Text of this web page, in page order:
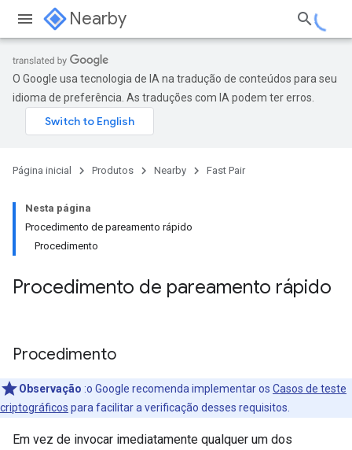
Nearby
O Google usa tecnologia de IA na tradução de conteúdos para seu
idioma de preferência. As traduções com IA podem ter erros.
Página inicial Produtos Nearby Fast Pair
Nesta página
Procedimento de pareamento rápido
Procedimento
Procedimento de pareamento rápido
Procedimento
Observação :o Google recomenda implementar os Casos de teste
criptográficos para facilitar a verificação desses requisitos.
Em vez de invocar imediatamente qualquer um dos